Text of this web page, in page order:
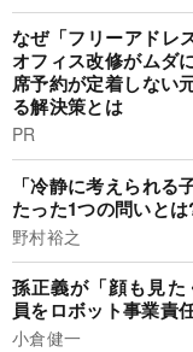
なぜ「フリーアドレ
オフィス改修がムダ
席予約が定着しない
る解決策とは
PR
「冷静に考えられる
たった1つの問いと
野村裕之
孫正義が「顔も見
員をロボット事業責
小倉健一